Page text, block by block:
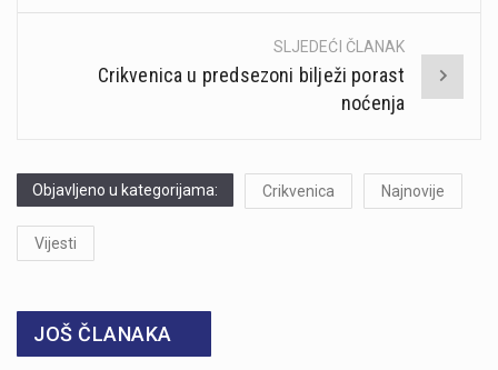
SLJEDEĆI ČLANAK
Crikvenica u predsezoni bilježi porast
noćenja
Objavljeno u kategorijama: Crikvenica Najnovije
Vijesti
JOŠ ČLANAKA